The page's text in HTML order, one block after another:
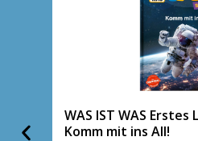
WAS IST WAS Erstes
Komm mit ins All!